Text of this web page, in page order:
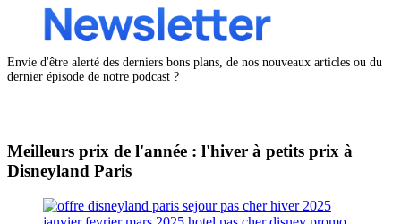
Envie d'être alerté des derniers bons plans, de nos nouveaux articles ou du
dernier épisode de notre podcast ?
Meilleurs prix de l'année : l'hiver à petits prix à
Disneyland Paris